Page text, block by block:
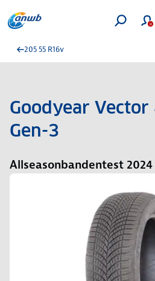
205 55 R16v
Goodyear Vector
Gen-3
Allseasonbandentest 2024